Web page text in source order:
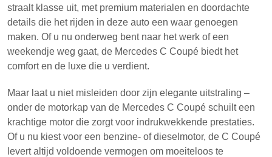
straalt klasse uit, met premium materialen en doordachte
details die het rijden in deze auto een waar genoegen
maken. Of u nu onderweg bent naar het werk of een
weekendje weg gaat, de Mercedes C Coupé biedt het
comfort en de luxe die u verdient.
Maar laat u niet misleiden door zijn elegante uitstraling –
onder de motorkap van de Mercedes C Coupé schuilt een
krachtige motor die zorgt voor indrukwekkende prestaties.
Of u nu kiest voor een benzine- of dieselmotor, de C Coupé
levert altijd voldoende vermogen om moeiteloos te